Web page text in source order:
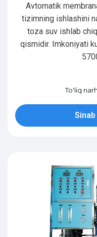
Avtomatik
tizimning ishlashini
toza suv ishlab
qismidir. Imkoniyati
To'liq